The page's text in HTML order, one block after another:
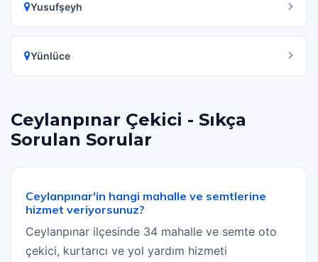
Yusufşeyh
Yünlüce
Ceylanpınar Çekici - Sıkça
Sorulan Sorular
Ceylanpınar'in hangi mahalle ve semtlerine
hizmet veriyorsunuz?
Ceylanpınar ilçesinde 34 mahalle ve semte oto
çekici, kurtarıcı ve yol yardım hizmeti